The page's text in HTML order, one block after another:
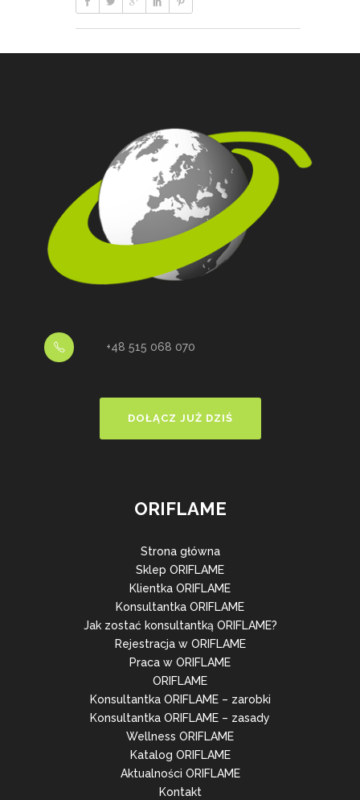
+48 515 068 070
DOŁĄCZ JUŻ DZIŚ
ORIFLAME
Strona główna
Sklep ORIFLAME
Klientka ORIFLAME
Konsultantka ORIFLAME
Jak zostać konsultantką ORIFLAME?
Rejestracja w ORIFLAME
Praca w ORIFLAME
ORIFLAME
Konsultantka ORIFLAME – zarobki
Konsultantka ORIFLAME – zasady
Wellness ORIFLAME
Katalog ORIFLAME
Aktualności ORIFLAME
Kontakt